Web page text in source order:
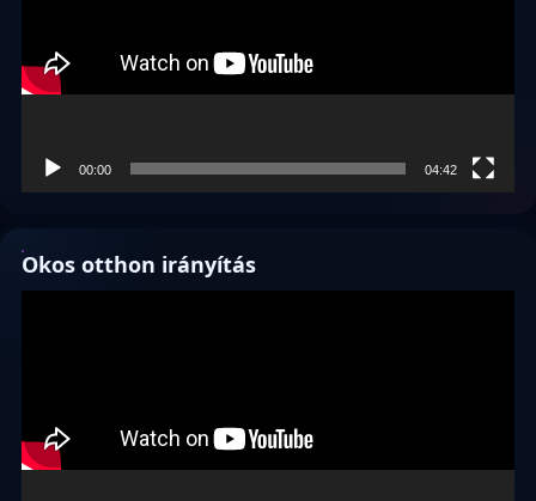
00:00 04:42
Okos otthon irányítás